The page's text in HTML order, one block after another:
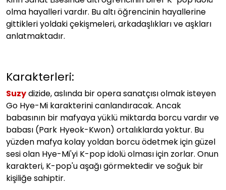
olma hayalleri vardır. Bu altı öğrencinin hayallerine
gittikleri yoldaki çekişmeleri, arkadaşlıkları ve aşkları
anlatmaktadır.
Karakterleri:
Suzydizide, aslında bir opera sanatçısı olmak isteyen
Go Hye-Mi karakterini canlandıracak. Ancak
babasının bir mafyaya yüklü miktarda borcu vardır ve
babası (Park Hyeok-Kwon) ortalıklarda yoktur. Bu
yüzden mafya kolay yoldan borcu ödetmek için güzel
sesi olan Hye-Mi'yi K-pop idolü olması için zorlar. Onun
karakteri, K-pop'u aşağı görmektedir ve soğuk bir
kişiliğe sahiptir.